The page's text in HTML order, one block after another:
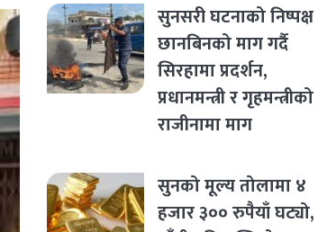
सुनसरी घटनाको निष्पक्ष
छानबिनको माग गर्दै
सिरहामा प्रदर्शन,
प्रधानमन्त्री र गृहमन्त्रीको
राजीनामा माग
सुनको मूल्य तोलामा ४
हजार ३०० रुपैयाँ घट्यो,